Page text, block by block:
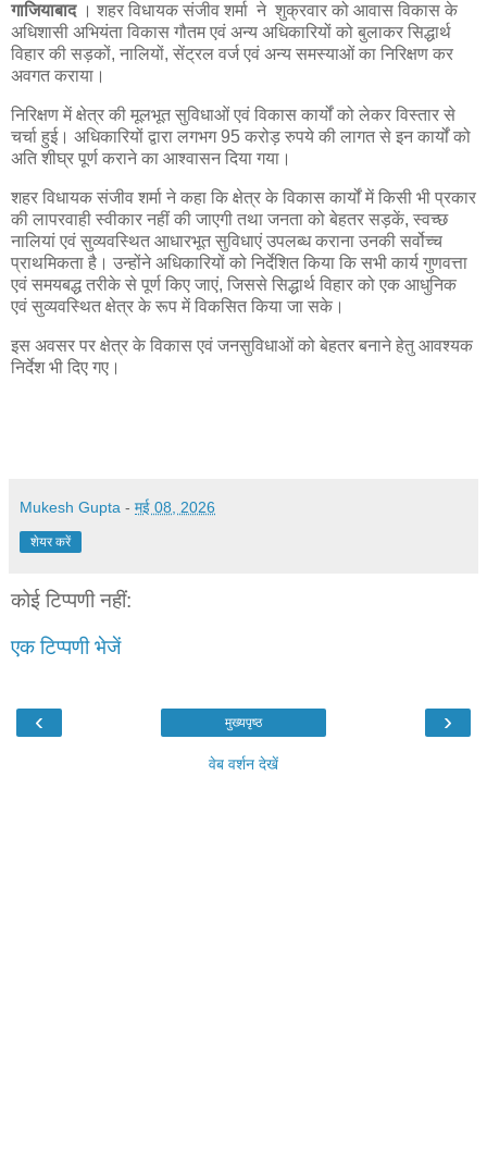
गाजियाबाद। शहर विधायक संजीव शर्मा ने शुक्रवार को आवास विकास के
अधिशासी अभियंता विकास गौतम एवं अन्य अधिकारियों को बुलाकर सिद्धार्थ
विहार की सड़कों, नालियों, सेंट्रल वर्ज एवं अन्य समस्याओं का निरिक्षण कर
अवगत कराया।
निरिक्षण में क्षेत्र की मूलभूत सुविधाओं एवं विकास कार्यों को लेकर विस्तार से
चर्चा हुई। अधिकारियों द्वारा लगभग 95 करोड़ रुपये की लागत से इन कार्यों को
अति शीघ्र पूर्ण कराने का आश्वासन दिया गया।
शहर विधायक संजीव शर्मा ने कहा कि क्षेत्र के विकास कार्यों में किसी भी प्रकार
की लापरवाही स्वीकार नहीं की जाएगी तथा जनता को बेहतर सड़कें, स्वच्छ
नालियां एवं सुव्यवस्थित आधारभूत सुविधाएं उपलब्ध कराना उनकी सर्वोच्च
प्राथमिकता है। उन्होंने अधिकारियों को निर्देशित किया कि सभी कार्य गुणवत्ता
एवं समयबद्ध तरीके से पूर्ण किए जाएं, जिससे सिद्धार्थ विहार को एक आधुनिक
एवं सुव्यवस्थित क्षेत्र के रूप में विकसित किया जा सके।
इस अवसर पर क्षेत्र के विकास एवं जनसुविधाओं को बेहतर बनाने हेतु आवश्यक
निर्देश भी दिए गए।
Mukesh Gupta - मई 08, 2026
शेयर करें
कोई टिप्पणी नहीं:
एक टिप्पणी भेजें
‹ ›
मुख्यपृष्ठ
वेब वर्शन देखें